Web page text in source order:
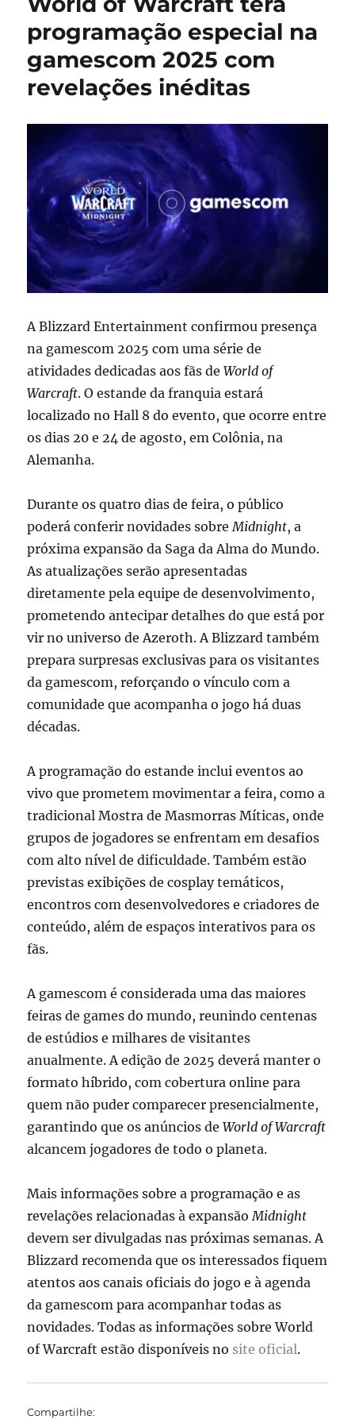
revelação
expansão
Midnight
de
World
programação especial na
gamescom 2025 com
revelações inéditas
A Blizzard Entertainment confirmou presença
na gamescom 2025 com uma série de
atividades dedicadas aos fãs deWorld of
Warcraft. O estande da franquia estará
localizado no Hall 8 do evento, que ocorre entre
os dias 20 e 24 de agosto, em Colônia, na
Alemanha.
Durante os quatro dias de feira, o público
poderá conferir novidades sobre Midnight, a
próxima expansão da Saga da Alma do Mundo.
As atualizações serão apresentadas
diretamente pela equipe de desenvolvimento,
prometendo antecipar detalhes do que está por
vir no universo de Azeroth. A Blizzard também
prepara surpresas exclusivas para os visitantes
da gamescom, reforçando o vínculo com a
comunidade que acompanha o jogo há duas
décadas.
A programação do estande inclui eventos ao
vivo que prometem movimentar a feira, como a
tradicional Mostra de Masmorras Míticas, onde
grupos de jogadores se enfrentam em desafios
com alto nível de dificuldade. Também estão
previstas exibições de cosplay temáticos,
encontros com desenvolvedores e criadores de
conteúdo, além de espaços interativos para os
fãs.
A gamescom é considerada uma das maiores
feiras de games do mundo, reunindo centenas
de estúdios e milhares de visitantes
anualmente. A edição de 2025 deverá manter o
formato híbrido, com cobertura online para
quem não puder comparecer presencialmente,
garantindo que os anúncios deWorld of Warcraft
alcancem jogadores de todo o planeta.
Mais informações sobre a programação e as
revelações relacionadas à expansão Midnight
devem ser divulgadas nas próximas semanas. A
Blizzard recomenda que os interessados fiquem
atentos aos canais oficiais do jogo e à agenda
da gamescom para acompanhar todas as
novidades. Todas as informações sobre World
of Warcraft estão disponíveis no site oficial.
Compartilhe: